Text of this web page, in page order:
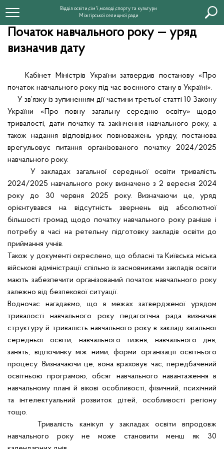
Відділ освіти,сім'ї,молоді,спорту та культури
Міжгірської селищної ради
Початок навчального року — уряд
визначив дату
Кабінет Міністрів України затвердив постанову «Про
початок навчального року під час воєнного стану в Україні».
У зв’язку із зупиненням дії частини третьої статті 10 Закону
України «Про повну загальну середню освіту» щодо
тривалості, дати початку та закінчення навчального року, а
також надання відповідних повноважень уряду, постанова
врегульовує питання організованого початку 2024/2025
навчального року.
У закладах загальної середньої освіти тривалість
2024/2025 навчального року визначено з 2 вересня 2024
року до 30 червня 2025 року. Визначаючи це, уряд
орієнтувався на відсутність звернень від абсолютної
більшості громад щодо початку навчального року раніше і
потребу в часі на ретельну підготовку закладів освіти до
приймання учнів.
Також у документі окреслено, що обласні та Київська міська
військові адміністрації спільно із засновниками закладів освіти
мають забезпечити організований початок навчального року
залежно від безпекової ситуації.
Водночас нагадаємо, що в межах затвердженої урядом
тривалості навчального року педагогічна рада визначає
структуру й тривалість навчального року в закладі загальної
середньої освіти, навчального тижня, навчального дня,
занять, відпочинку між ними, форми організації освітнього
процесу. Визначаючи це, вона враховує час, передбачений
освітньою програмою, обсяг навчального навантаження в
навчальному плані й вікові особливості, фізичний, психічний
та інтелектуальний розвиток дітей, особливості регіону
тощо.
Тривалість канікул у закладах освіти впродовж
навчального року не може становити менш як 30